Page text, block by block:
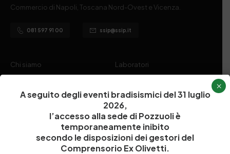
Commercio di Napoli, Toscana Nord-Ovest e Vicenza.
081 597 91 00 ssip@ssip.it
Chi siamo
Ricerca e Sviluppo
Divulgazione scientifica e
documentazione
Laboratori
Biblioteca
Politecnico del Cuoio
Media
A seguito degli eventi bradisismici del 31 luglio
2026,
l’accesso alla sede di Pozzuoli è
temporaneamente inibito
secondo le disposizioni dei gestori del
Comprensorio Ex Olivetti.
×